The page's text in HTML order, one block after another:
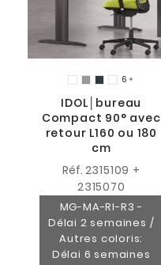
6 
IDOL│bureau
Compact 90° avec
retour L160 ou 180
cm
Réf. 2315109 +
2315070
MG-MA-RI-R3 -
Délai 2 semaines /
Autres coloris:
Délai 6 semaines